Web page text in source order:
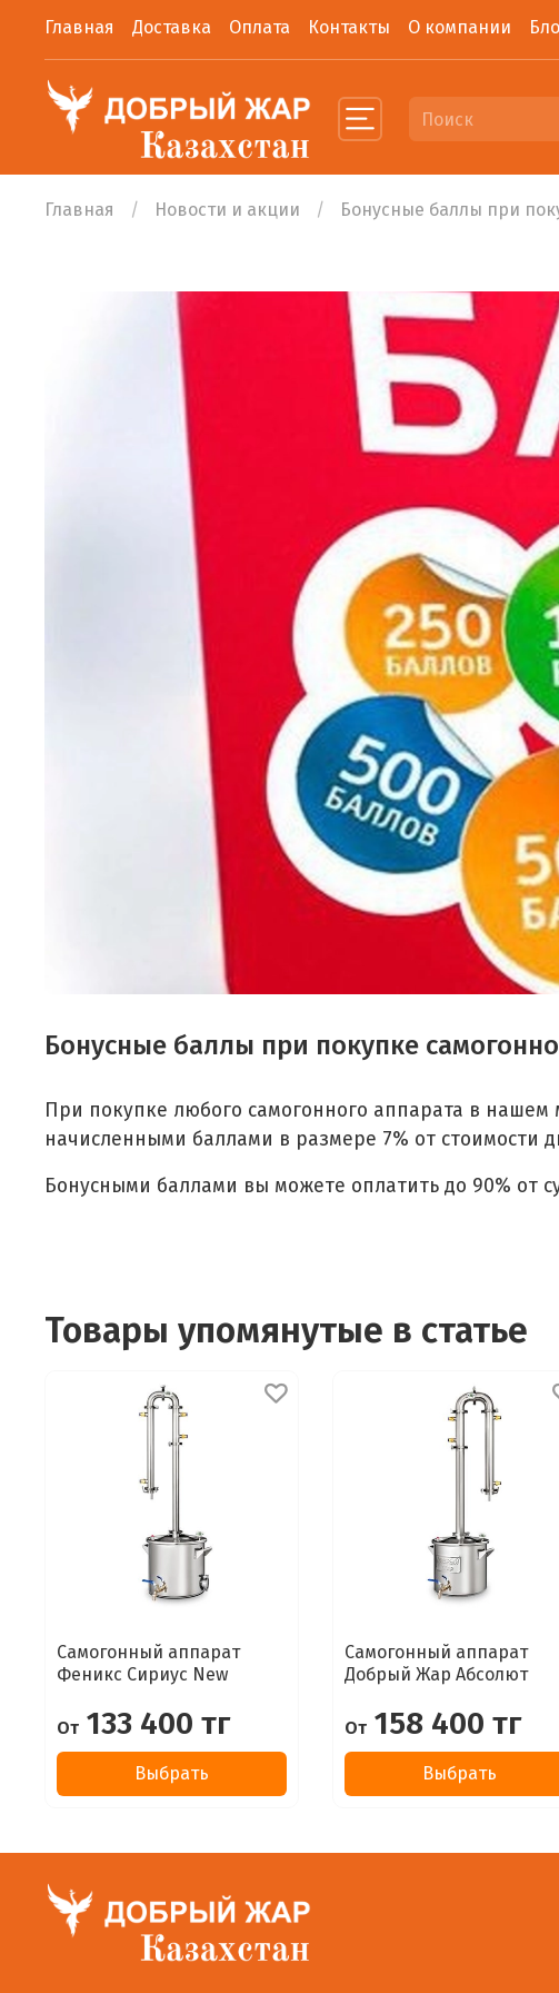
Главная Доставка Оплата Контакты О компании
Главная Новости и акции Бонусные баллы при
Бонусные баллы при покупке
При покупке любого самогонного аппарата в
начисленными баллами в размере 7% от стоимости
Бонусными баллами вы можете оплатить до 90% от
Товары упомянутые в статье
Самогонный аппарат
Феникс Сириус New
От 133 400 тг
Выбрать
Самогонный аппарат
Добрый Жар Абсолют
От158 400 тг
Выбрать